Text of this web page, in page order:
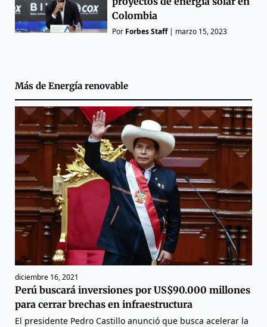
Colombia
Por Forbes Staff| marzo 15, 2023
Más de Energía renovable
diciembre 16, 2021
Perú buscará inversiones por US$90.000 millones
para cerrar brechas en infraestructura
El presidente Pedro Castillo anunció que busca acelerar la